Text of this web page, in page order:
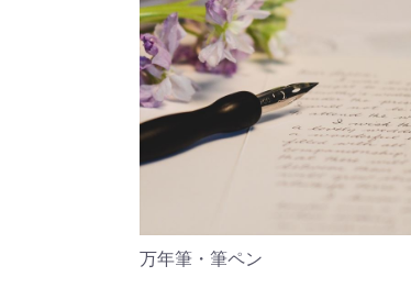
万年筆・筆ペン